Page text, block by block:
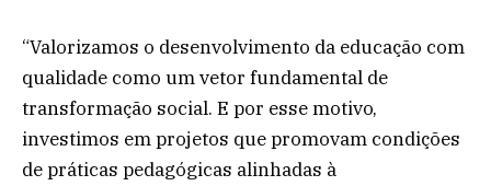
“Valorizamos o desenvolvimento da educação com
qualidade como um vetor fundamental de
transformação social. E por esse motivo,
investimos em projetos que promovam condições
de práticas pedagógicas alinhadas à